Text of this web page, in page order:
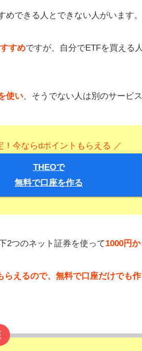
できる人とできない人がいます。
すめですが、自分でETFを買える
使い、そうでない人は別のサービ
！今ならdポイントもらえる ／
THEOで
無料で口座を作る
2つのネット証券を使って1000円
えるので、無料で口座だけでも作